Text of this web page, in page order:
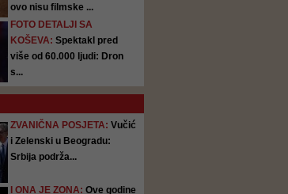
ovo nisu filmske ...
FOTO DETALJI SA
KOŠEVA: Spektakl pred
više od 60.000 ljudi: Dron
s...
ZVANIČNA POSJETA: Vučić
i Zelenski u Beogradu:
Srbija podrža...
I ONA JE ZONA: Ove godine